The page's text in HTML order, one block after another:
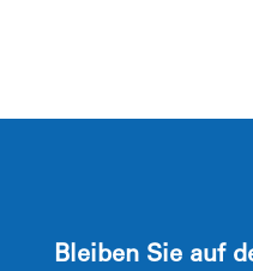
Bleiben Sie auf